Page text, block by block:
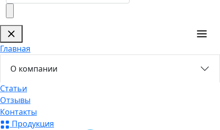
Главная
О компании
Статьи
Отзывы
Контакты
Продукция